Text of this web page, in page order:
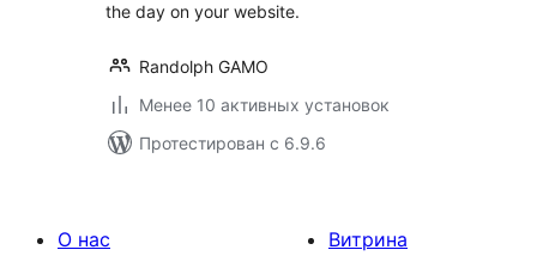
the day on your website.
Randolph GAMO
Менее 10 активных установок
Протестирован с 6.9.6
О нас
Витрина